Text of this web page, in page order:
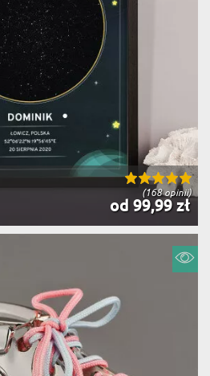
(168 opinii)
od 99,99 zł